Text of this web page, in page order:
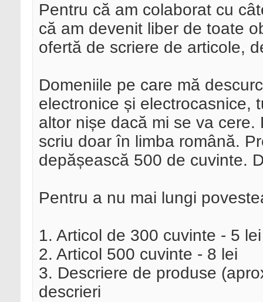
Pentru că am colaborat cu
că am devenit liber de toate
ofertă de scriere de articole,
Domeniile pe care mă
electronice și electrocasnice,
altor nișe dacă mi se va
scriu doar în limba română.
depășească 500 de cuvinte.
Pentru a nu mai lungi
1. Articol de 300 cuvinte - 5 lei
2. Articol 500 cuvinte - 8 lei
3. Descriere de produse
descrieri